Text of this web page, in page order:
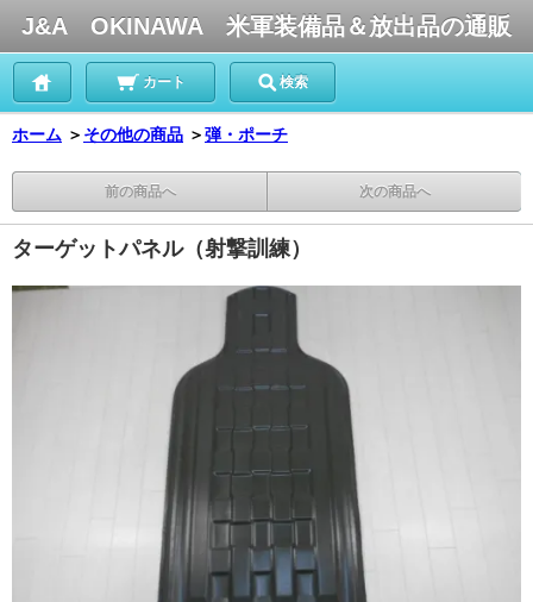
J&A OKINAWA 米軍装備品＆放出品の通販
カート 検索
ホーム ＞ その他の商品 ＞弾・ポーチ
前の商品へ 次の商品へ
ターゲットパネル（射撃訓練）